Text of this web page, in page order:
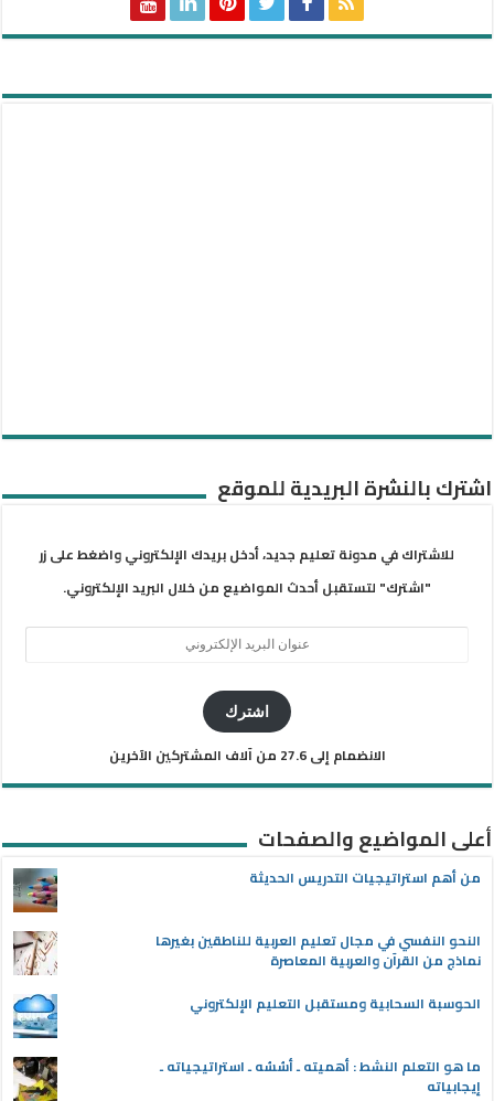
اشترك بالنشرة البريدية للموقع
للاشتراك في مدونة تعليم جديد، أدخل بريدك الإلكتروني واضغط على زر
"اشترك" لتستقبل أحدث المواضيع من خلال البريد الإلكتروني.
اشترك
الانضمام إلى 27.6 من آلاف المشتركين الآخرين
أعلى المواضيع والصفحات
من أهم استراتيجيات التدريس الحديثة
النحو النفسي في مجال تعليم العربية للناطقين بغيرها
نماذج من القرآن والعربية المعاصرة
الحوسبة السحابية ومستقبل التعليم الإلكتروني
ما هو التعلم النشط : أهميته ـ أسُسُه ـ استراتيجياته ـ
إيجابياته